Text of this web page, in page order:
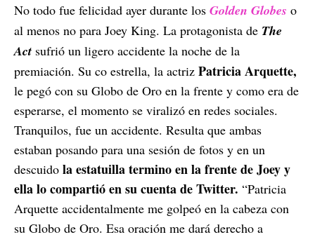
No todo fue felicidad ayer durante los Golden Globes o
al menos no para Joey King. La protagonista de The
Act sufrió un ligero accidente la noche de la
premiación. Su co estrella, la actriz Patricia Arquette,
le pegó con su Globo de Oro en la frente y como era de
esperarse, el momento se viralizó en redes sociales.
Tranquilos, fue un accidente. Resulta que ambas
estaban posando para una sesión de fotos y en un
descuido la estatuilla termino en la frente de Joey y
ella lo compartió en su cuenta de Twitter. “Patricia
Arquette accidentalmente me golpeó en la cabeza con
su Globo de Oro. Esa oración me dará derecho a